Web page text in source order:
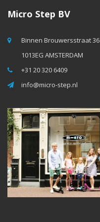
Micro Step BV
Binnen Brouwersstraat 36
1013EG AMSTERDAM
+31 20 320 6409
info@micro-step.nl